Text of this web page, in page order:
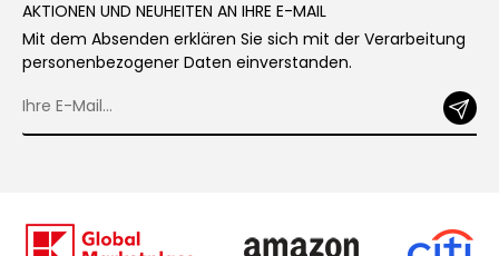
AKTIONEN UND NEUHEITEN AN IHRE E-MAIL
Mit dem Absenden erklären Sie sich mit der Verarbeitung
personenbezogener Daten einverstanden.